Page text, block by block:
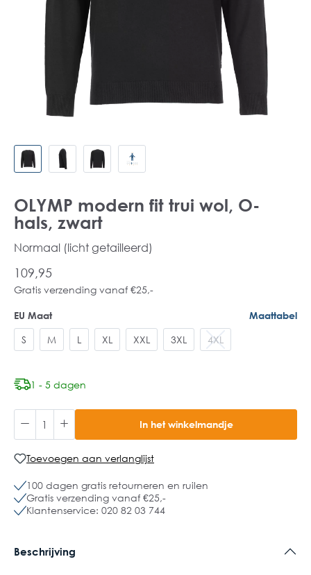
OLYMP modern fit trui wol, O-
hals, zwart
Normaal (licht getailleerd)
109,95
Gratis verzending vanaf €25,-
EU Maat Maattabel
S M L XL XXL 3XL 4XL
1 - 5 dagen
In het winkelmandje
Toevoegen aan verlanglijst
100 dagen gratis retourneren en ruilen
Gratis verzending vanaf €25,-
Klantenservice: 020 82 03 744
Beschrijving